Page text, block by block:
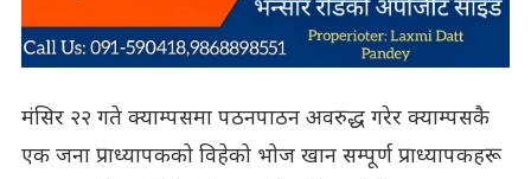
मंसिर २२ गते क्याम्पसमा पठनपाठन अवरुद्ध गरेर क्याम्पसकै
एक जना प्राध्यापकको विहेको भोज खान सम्पूर्ण प्राध्यापकहरू